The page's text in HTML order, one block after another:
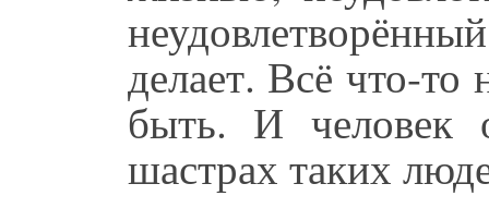
делает. Всё что-
быть. И человек
шастрах таких